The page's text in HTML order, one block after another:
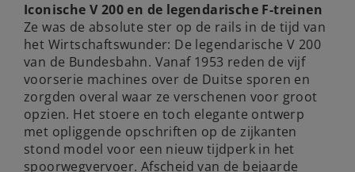
Iconische V 200 en de legendarische F-treinen
Ze was de absolute ster op de rails in de tijd van
het Wirtschaftswunder: De legendarische V 200
van de Bundesbahn. Vanaf 1953 reden de vijf
voorserie machines over de Duitse sporen en
zorgden overal waar ze verschenen voor groot
opzien. Het stoere en toch elegante ontwerp
met opliggende opschriften op de zijkanten
stond model voor een nieuw tijdperk in het
spoorwegvervoer. Afscheid van de bejaarde